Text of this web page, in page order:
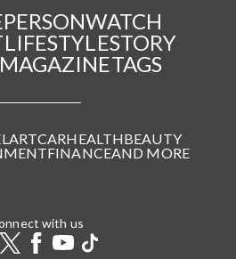
PERSONWATCH
LIFESTYLESTORY
MAGAZINETAGS
ARTCARHEALTHBEAUTY
FINANCEAND MORE
with us